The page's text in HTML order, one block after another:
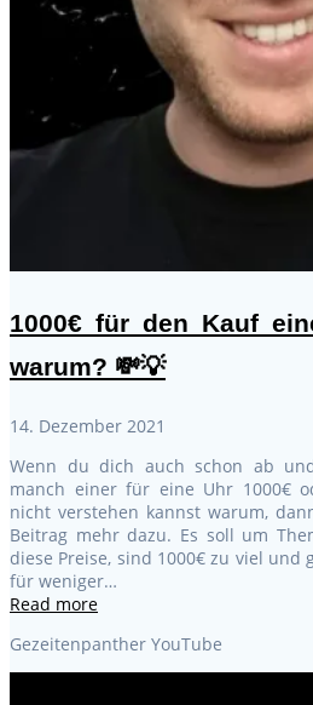
1000€ für den Kauf
warum? 💸💡
14. Dezember 2021
Wenn du dich auch schon ab
manch einer für eine Uhr 1000€
nicht verstehen kannst warum,
Beitrag mehr dazu. Es soll um
diese Preise, sind 1000€ zu viel und
für weniger…
Read more
Gezeitenpanther YouTube